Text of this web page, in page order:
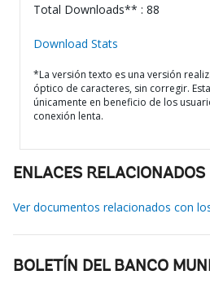
Total Downloads** : 88
Download Stats
*La versión texto es una versión
óptico de caracteres, sin corregir.
únicamente en beneficio de los
conexión lenta.
ENLACES RELACIONADOS
Ver documentos relacionados con
BOLETÍN DEL BANCO